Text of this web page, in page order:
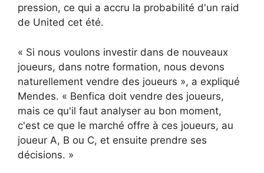
pression, ce qui a accru la probabilité d'un raid
de United cet été.
« Si nous voulons investir dans de nouveaux
joueurs, dans notre formation, nous devons
naturellement vendre des joueurs », a expliqué
Mendes. « Benfica doit vendre des joueurs,
mais ce qu'il faut analyser au bon moment,
c'est ce que le marché offre à ces joueurs, au
joueur A, B ou C, et ensuite prendre ses
décisions. »